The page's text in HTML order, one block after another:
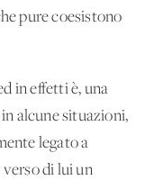
pure coesistono
in effetti è, una
alcune situazioni,
legato a
verso di lui un